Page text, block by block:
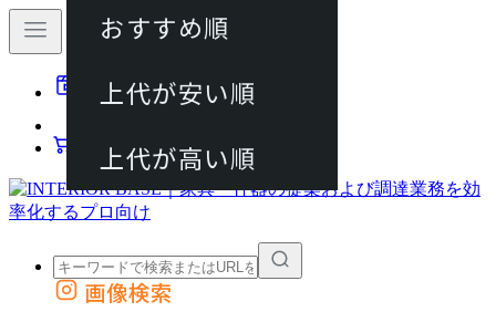
動画マニュアル
カート
外部サイトの商品をカートに追加
画像検索
おすすめ順
上代が安い順
上代が高い順